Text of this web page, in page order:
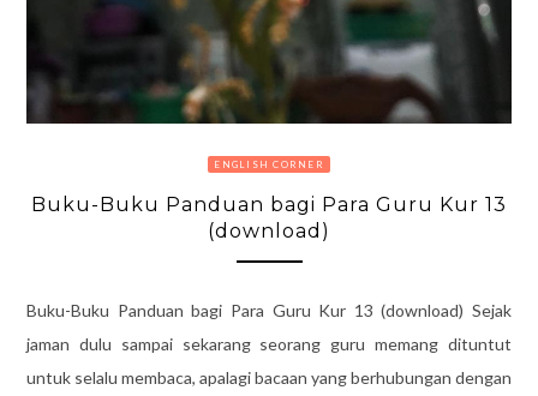
ENGLISH CORNER
Buku-Buku Panduan bagi Para Guru Kur 13
(download)
Buku-Buku Panduan bagi Para Guru Kur 13 (download) Sejak
jaman dulu sampai sekarang seorang guru memang dituntut
untuk selalu membaca, apalagi bacaan yang berhubungan dengan